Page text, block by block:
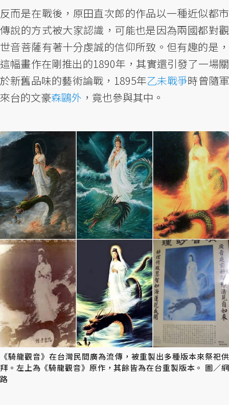
反而是在戰後，原田直次郎的作品以一種近似都市
傳說的方式被大家認識，可能也是因為兩國都對觀
世音菩薩有著十分虔誠的信仰所致。但有趣的是，
這幅畫作在剛推出的1890年，其實還引發了一場關
於新舊品味的藝術論戰，1895年乙未戰爭時曾隨軍
來台的文豪森鷗外 ，竟也參與其中。
《騎龍觀音》在台灣民間廣為流傳，被重製出多種版本來祭祀供
拜。左上為《騎龍觀音》原作，其餘皆為在台重製版本。 圖／網
路